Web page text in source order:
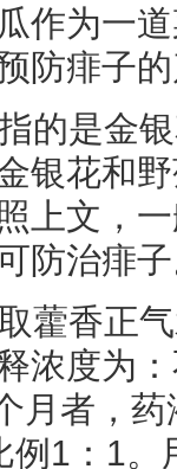
作为一
防痱子
的是金
银花和
上文，
防治痱
藿香正
浓度为
月者，
例1：1